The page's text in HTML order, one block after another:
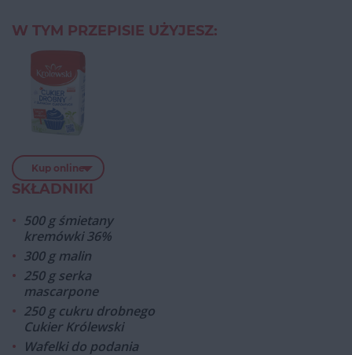
W TYM PRZEPISIE UŻYJESZ:
Kup online
SKŁADNIKI
500 g śmietany
kremówki 36%
300 g malin
250 g serka
mascarpone
250 g cukru drobnego
Cukier Królewski
Wafelki do podania